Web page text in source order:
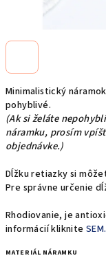
Minimalistický
pohyblivé.
(Ak si želáte
náramku, prosím
objednávke.)
Dĺžku retiazky si
Pre správne určenie
Rhodiovanie, je
informácií kliknite SEM.
MATERIÁL NÁRAMKU